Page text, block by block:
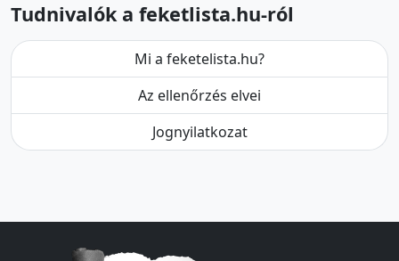
Tudnivalók a feketlista.hu-ról
Mi a feketelista.hu?
Az ellenőrzés elvei
Jognyilatkozat